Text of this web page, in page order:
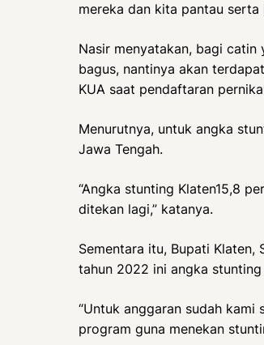
mereka dan kita pantau
Nasir menyatakan, bagi catin
bagus, nantinya akan
KUA saat pendaftaran
Menurutnya, untuk angka
Jawa Tengah.
“Angka stunting Klaten15,8
ditekan lagi,” katanya.
Sementara itu, Bupati Klaten,
tahun 2022 ini angka
“Untuk anggaran sudah kami
program guna menekan